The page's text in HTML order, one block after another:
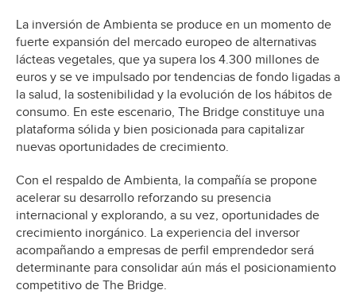
La inversión de Ambienta se produce en un momento de
fuerte expansión del mercado europeo de alternativas
lácteas vegetales, que ya supera los 4.300 millones de
euros y se ve impulsado por tendencias de fondo ligadas a
la salud, la sostenibilidad y la evolución de los hábitos de
consumo. En este escenario, The Bridge constituye una
plataforma sólida y bien posicionada para capitalizar
nuevas oportunidades de crecimiento.
Con el respaldo de Ambienta, la compañía se propone
acelerar su desarrollo reforzando su presencia
internacional y explorando, a su vez, oportunidades de
crecimiento inorgánico. La experiencia del inversor
acompañando a empresas de perfil emprendedor será
determinante para consolidar aún más el posicionamiento
competitivo de The Bridge.